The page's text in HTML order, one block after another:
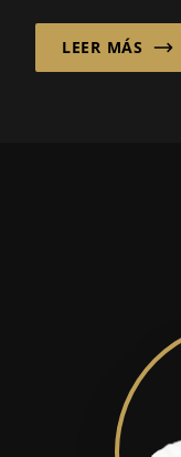
LEER MÁS